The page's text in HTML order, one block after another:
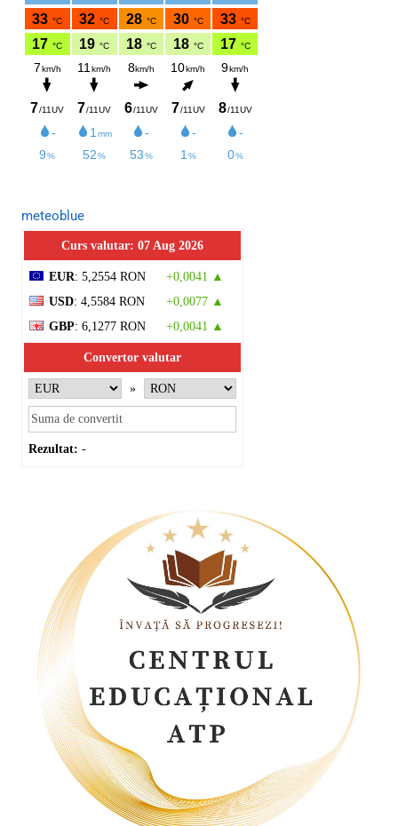
meteoblue
Curs valutar: 07 Aug 2026
EUR: 5,2554 RON
+0,0041 ▲
USD: 4,5584 RON
+0,0077 ▲
GBP: 6,1277 RON +0,0041 ▲
Convertor valutar
»
Rezultat: -